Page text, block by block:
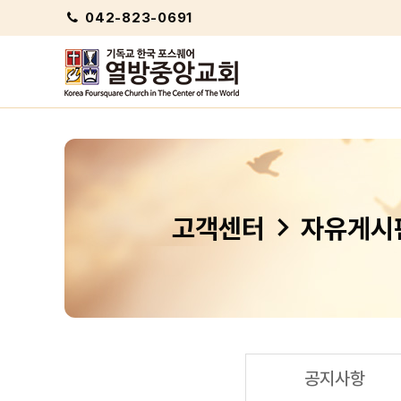
042-823-0691
고객센터 chevron_right 자유게시
공지사항